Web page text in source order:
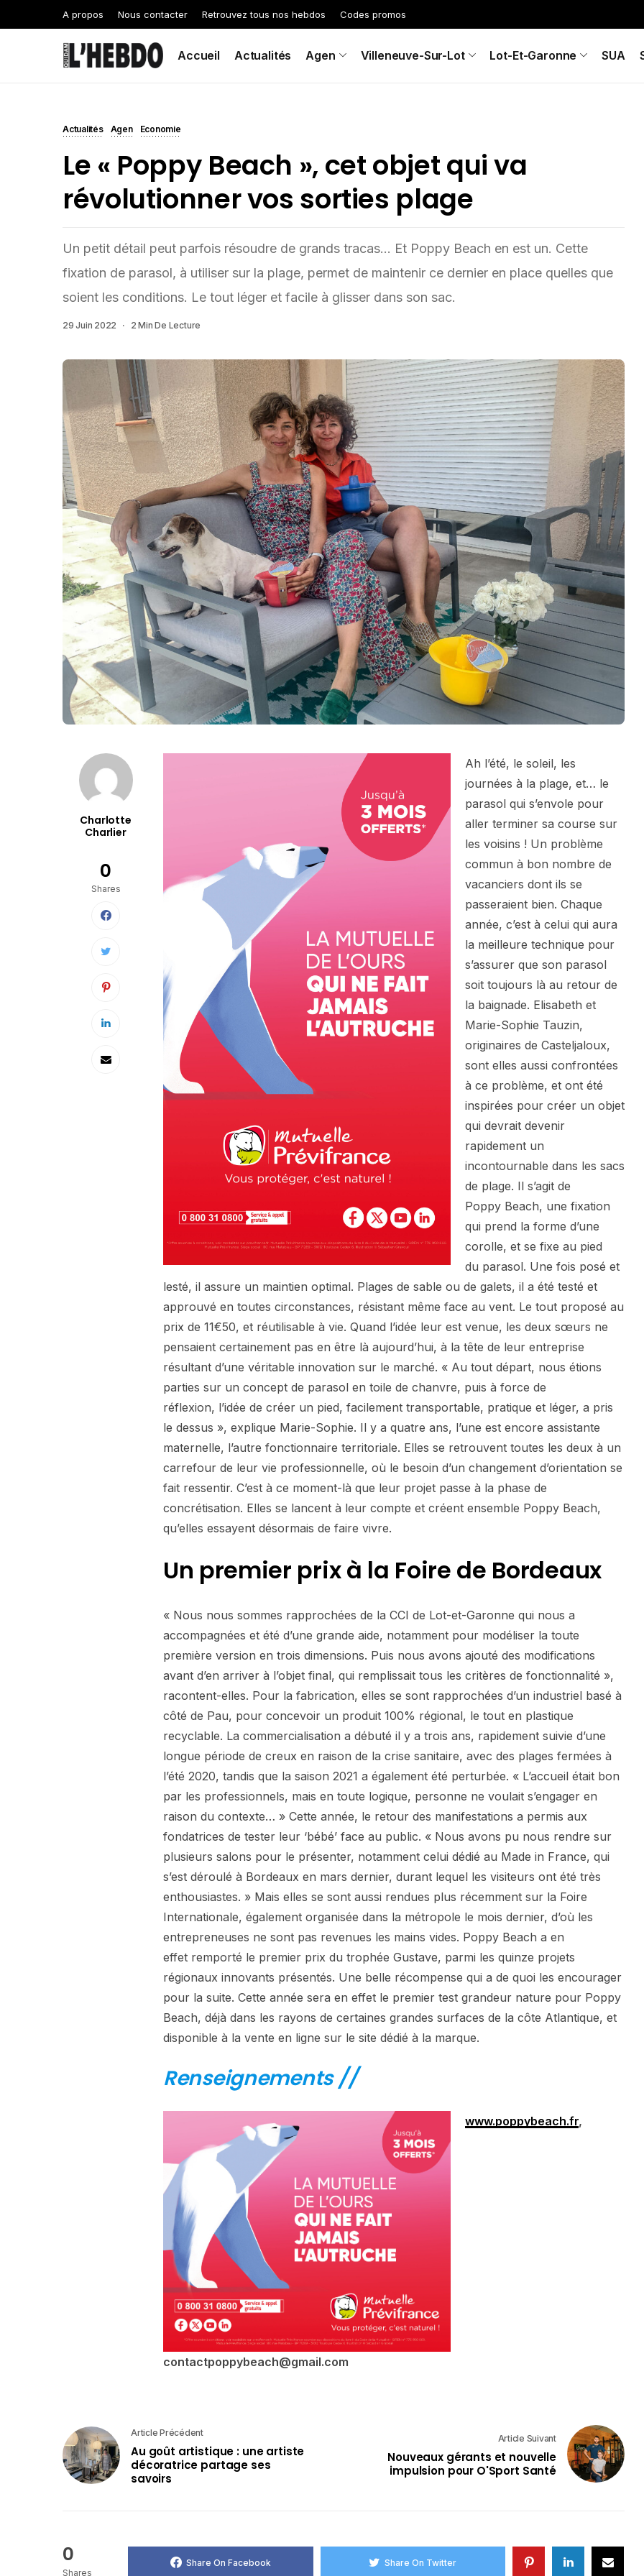
A propos Nous contacter Retrouvez tous nos hebdos Codes promos
Accueil Actualités Agen Villeneuve-Sur-Lot Lot-Et-Garonne SUA
Actualités Agen Economie
Le « Poppy Beach », cet objet qui va
révolutionner vos sorties plage
Un petit détail peut parfois résoudre de grands tracas... Et Poppy Beach en est un. Cette
fixation de parasol, à utiliser sur la plage, permet de maintenir ce dernier en place quelles que
soient les conditions. Le tout léger et facile à glisser dans son sac.
29 Juin 2022 2 Min De Lecture
Charlotte
Charlier
0
Shares
Ah l’été, le soleil, les
journées à la plage, et… le
parasol qui s’envole pour
aller terminer sa course sur
les voisins ! Un problème
commun à bon nombre de
vacanciers dont ils se
passeraient bien. Chaque
année, c’est à celui qui aura
la meilleure technique pour
s’assurer que son parasol
soit toujours là au retour de
la baignade. Elisabeth et
Marie-Sophie Tauzin,
originaires de Casteljaloux,
sont elles aussi confrontées
à ce problème, et ont été
inspirées pour créer un objet
qui devrait devenir
rapidement un
incontournable dans les sacs
de plage. Il s’agit de
Poppy Beach, une fixation
qui prend la forme d’une
corolle, et se fixe au pied
du parasol. Une fois posé et
lesté, il assure un maintien optimal. Plages de sable ou de galets, il a été testé et
approuvé en toutes circonstances, résistant même face au vent. Le tout proposé au
prix de 11€50, et réutilisable à vie. Quand l’idée leur est venue, les deux sœurs ne
pensaient certainement pas en être là aujourd’hui, à la tête de leur entreprise
résultant d’une véritable innovation sur le marché. « Au tout départ, nous étions
parties sur un concept de parasol en toile de chanvre, puis à force de
réflexion, l’idée de créer un pied, facilement transportable, pratique et léger, a pris
le dessus », explique Marie-Sophie. Il y a quatre ans, l’une est encore assistante
maternelle, l’autre fonctionnaire territoriale. Elles se retrouvent toutes les deux à un
carrefour de leur vie professionnelle, où le besoin d’un changement d’orientation se
fait ressentir. C’est à ce moment-là que leur projet passe à la phase de
concrétisation. Elles se lancent à leur compte et créent ensemble Poppy Beach,
qu’elles essayent désormais de faire vivre.
Un premier prixà la Foire de Bordeaux
« Nous nous sommes rapprochées de la CCI de Lot-et-Garonne qui nous a
accompagnées et été d’une grande aide, notamment pour modéliser la toute
première version en trois dimensions. Puis nous avons ajouté des modifications
avant d’en arriver à l’objet final, qui remplissait tous les critères de fonctionnalité »,
racontent-elles. Pour la fabrication, elles se sont rapprochées d’un industriel basé à
côté de Pau, pour concevoir un produit 100% régional, le tout en plastique
recyclable. La commercialisation a débuté il y a trois ans, rapidement suivie d’une
longue période de creux en raison de la crise sanitaire, avec des plages fermées à
l’été 2020, tandis que la saison 2021 a également été perturbée. « L’accueil était bon
par les professionnels, mais en toute logique, personne ne voulait s’engager en
raison du contexte… » Cette année, le retour des manifestations a permis aux
fondatrices de tester leur ‘bébé’ face au public. « Nous avons pu nous rendre sur
plusieurs salons pour le présenter, notamment celui dédié au Made in France, qui
s’est déroulé à Bordeaux en mars dernier, durant lequel les visiteurs ont été très
enthousiastes. » Mais elles se sont aussi rendues plus récemment sur la Foire
Internationale, également organisée dans la métropole le mois dernier, d’où les
entrepreneuses ne sont pas revenues les mains vides. Poppy Beach a en
effet remporté le premier prix du trophée Gustave, parmi les quinze projets
régionaux innovants présentés. Une belle récompense qui a de quoi les encourager
pour la suite. Cette année sera en effet le premier test grandeur nature pour Poppy
Beach, déjà dans les rayons de certaines grandes surfaces de la côte Atlantique, et
disponible à la vente en ligne sur le site dédié à la marque.
Renseignements //
www.poppybeach.fr,
contactpoppybeach@gmail.com
Article Précédent
Au goût artistique : une artiste
décoratrice partage ses
savoirs
Article Suivant
Nouveaux gérants et nouvelle
impulsion pour O'Sport Santé
0
Shares
Share On Facebook Share On Twitter